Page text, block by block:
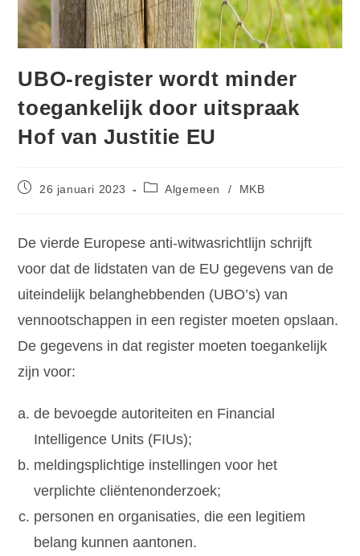
UBO-register wordt minder
toegankelijk door uitspraak
Hof van Justitie EU
26 januari 2023 Algemeen / MKB
De vierde Europese anti-witwasrichtlijn schrijft
voor dat de lidstaten van de EU gegevens van de
uiteindelijk belanghebbenden (UBO’s) van
vennootschappen in een register moeten opslaan.
De gegevens in dat register moeten toegankelijk
zijn voor:
de bevoegde autoriteiten en Financial
Intelligence Units (FIUs);
meldingsplichtige instellingen voor het
verplichte cliëntenonderzoek;
personen en organisaties, die een legitiem
belang kunnen aantonen.